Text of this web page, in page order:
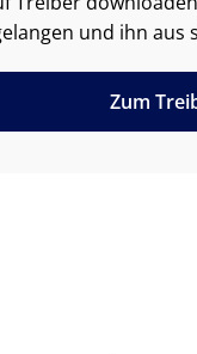
und ihn
Zum